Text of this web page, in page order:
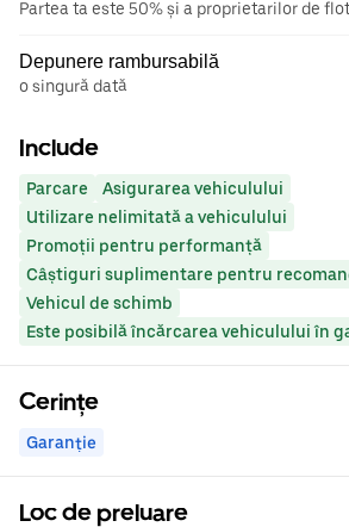
Partea ta este 50% și a proprietarilor de
Depunere rambursabilă
o singură dată
Include
Parcare
Asigurarea vehiculului
Utilizare nelimitată a vehiculului
Promoții pentru performanță
Câștiguri suplimentare pentru
Vehicul de schimb
Este posibilă încărcarea vehiculului în
Cerințe
Garanție
Loc de preluare